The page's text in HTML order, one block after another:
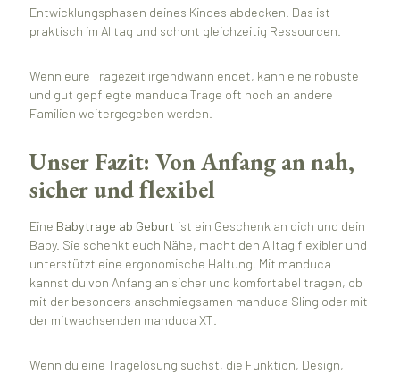
Entwicklungsphasen deines Kindes abdecken. Das ist
praktisch im Alltag und schont gleichzeitig Ressourcen.
Wenn eure Tragezeit irgendwann endet, kann eine robuste
und gut gepflegte manduca Trage oft noch an andere
Familien weitergegeben werden.
Unser Fazit: Von Anfang an nah,
sicher und flexibel
Eine Babytrage ab Geburt ist ein Geschenk an dich und dein
Baby. Sie schenkt euch Nähe, macht den Alltag flexibler und
unterstützt eine ergonomische Haltung. Mit manduca
kannst du von Anfang an sicher und komfortabel tragen, ob
mit der besonders anschmiegsamen manduca Sling oder mit
der mitwachsenden manduca XT.
Wenn du eine Tragelösung suchst, die Funktion, Design,